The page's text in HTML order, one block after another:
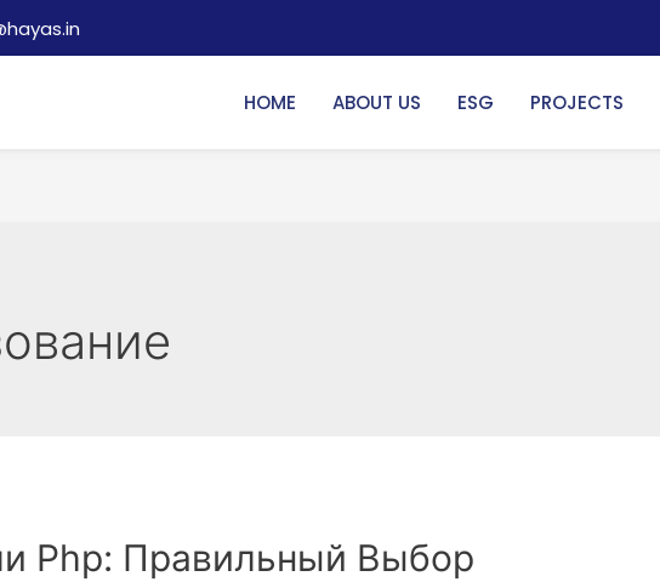
HOME ABOUT US ESG PROJECTS
Php: Правильный Выбор